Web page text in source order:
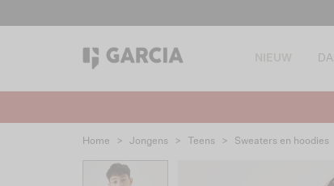
NIEUW
Home > Jongens > Teens > Sweaters en hoodies